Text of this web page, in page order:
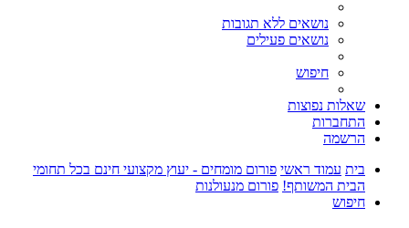
נושאים ללא תגובות
נושאים פעילים
חיפוש
שאלות נפוצות
התחברות
הרשמה
בית עמוד ראשי פורום מומחים - יעוץ מקצועי חינם בכל תחומי
הבית המשותף! פורום מנעולנות
חיפוש